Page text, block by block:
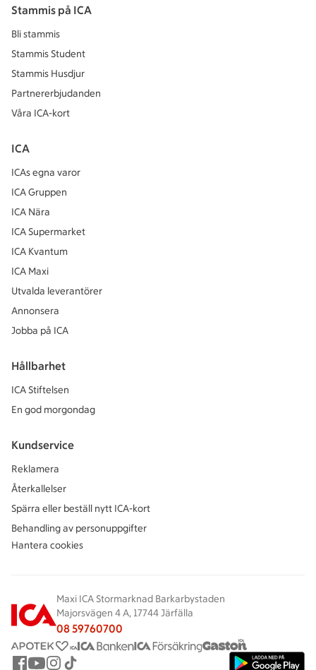
Stammis på ICA
Bli stammis
Stammis Student
Stammis Husdjur
Partnererbjudanden
Våra ICA-kort
ICA
ICAs egna varor
ICA Gruppen
ICA Nära
ICA Supermarket
ICA Kvantum
ICA Maxi
Utvalda leverantörer
Annonsera
Jobba på ICA
Hållbarhet
ICA Stiftelsen
En god morgondag
Kundservice
Reklamera
Återkallelser
Spärra eller beställ nytt ICA-kort
Behandling av personuppgifter
Hantera cookies
Maxi ICA Stormarknad Barkarbystaden
Majorsvägen 4 A, 17744 Järfälla
08 59760700